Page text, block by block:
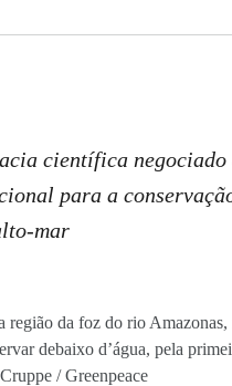
científica negociado
para a
mar
região da foz do rio
debaixo d’água, pela
/ Greenpeace